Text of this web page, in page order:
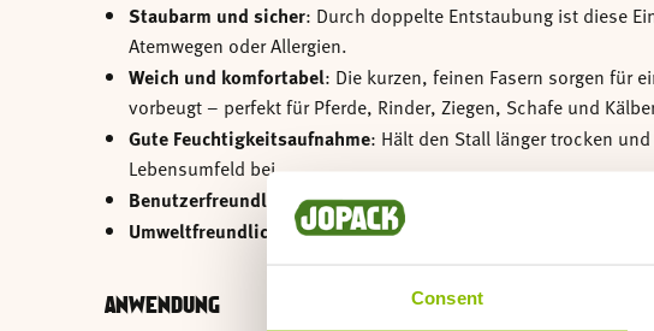
Consent
Staubarm und sicher: Durch doppelte Entstaubung ist diese
Atemwegen oder Allergien.
Weich und komfortabel: Die kurzen, feinen Fasern sorgen für
vorbeugt – perfekt für Pferde, Rinder, Ziegen, Schafe und
Gute Feuchtigkeitsaufnahme: Hält den Stall länger trocken
Lebensumfeld bei.
Benutzerfreundlich : Leicht, einfach zu verteilen und pflegeleicht.
Umweltfreundlich : 100 % pflanzlich, biologisch abbaubar und
ANWENDUNG